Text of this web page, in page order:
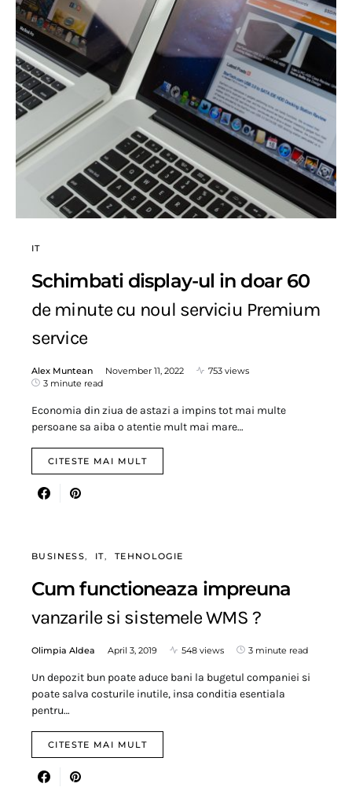
IT
Schimbati display-ul in doar 60
de minute cu noul serviciu Premium
service
Alex Muntean November 11, 2022
753 views
3 minute read
Economia din ziua de astazi a impins tot mai multe
persoane sa aiba o atentie mult mai mare…
CITESTE MAI MULT
BUSINESS IT TEHNOLOGIE
Cum functioneaza impreuna
vanzarile si sistemele WMS ?
Olimpia Aldea April 3, 2019 548 views 3 minute read
Un depozit bun poate aduce bani la bugetul companiei si
poate salva costurile inutile, insa conditia esentiala
pentru…
CITESTE MAI MULT